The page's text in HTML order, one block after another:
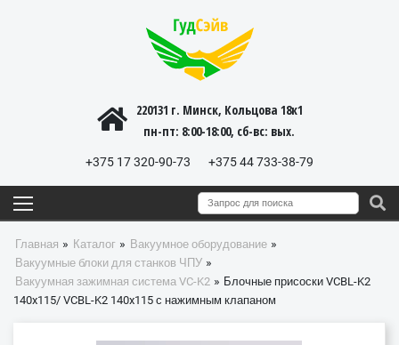
220131 г. Минск, Кольцова 18к1
пн-пт: 8:00-18:00, cб-вс: вых.
+375 44 733-38-79
+375 17 320-90-73
Главная » Каталог » Вакуумное оборудование »
Вакуумные блоки для станков ЧПУ »
Вакуумная зажимная система VC-K2 » Блочные присоски VCBL-K2
140x115/ VCBL-K2 140x115 с нажимным клапаном